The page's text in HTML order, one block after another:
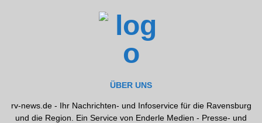
ÜBER UNS
rv-news.de - Ihr Nachrichten- und Infoservice für die Ravensburg
und die Region. Ein Service von Enderle Medien - Presse- und